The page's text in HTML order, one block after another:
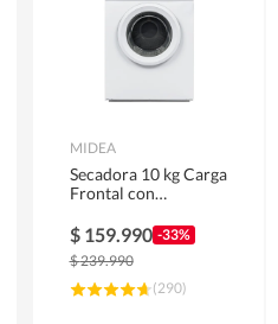
MIDEA
Secadora 10 kg Carga
Frontal con
MD100A100/W2
$ 159.990 -33%
$239.990
(290)